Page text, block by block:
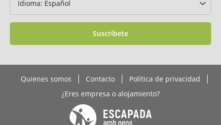
Suscríbete
Quienes somos Contacto
Política de privacidad
¿Eres empresa o alojamiento?